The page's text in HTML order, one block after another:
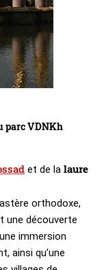
parc VDNKh
et de la laure
orthodoxe,
une découverte
immersion
ainsi qu’une